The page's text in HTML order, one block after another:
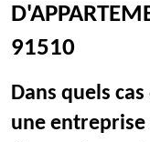
91510
Dans quels
une entreprise